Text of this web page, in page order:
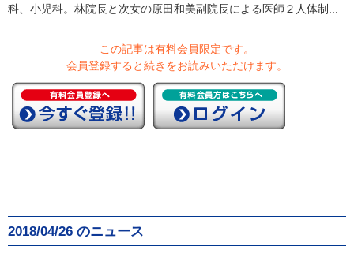
科、小児科。林院長と次女の原田和美副院長による医師２人体制...
この記事は有料会員限定です。
会員登録すると続きをお読みいただけます。
2018/04/26 のニュース